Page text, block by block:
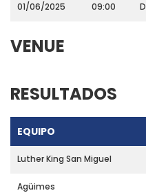
01/06/2025 09:00
VENUE
RESULTADOS
EQUIPO
Luther King San Miguel
Agüimes